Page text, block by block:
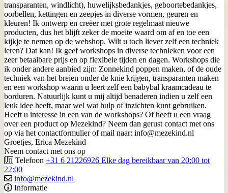
transparanten, windlicht), huwelijksbedankjes, geboortebedankjes,
oorbellen, kettingen en zeepjes in diverse vormen, geuren en
kleuren! Ik ontwerp en creëer met grote regelmaat nieuwe
producten, dus het blijft zeker de moeite waard om af en toe een
kijkje te nemen op de webshop. Wilt u toch liever zelf een techniek
leren? Dat kan! Ik geef workshops in diverse technieken voor een
zeer betaalbare prijs en op flexibele tijden en dagen. Workshops die
ik onder andere aanbied zijn: Zonnekind poppen maken, of de oude
techniek van het breien onder de knie krijgen, transparanten maken
en een workshop waarin u leert zelf een babybal kraamcadeau te
borduren. Natuurlijk kunt u mij altijd benaderen indien u zelf een
leuk idee heeft, maar wel wat hulp of inzichten kunt gebruiken.
Heeft u interesse in een van de workshops? Of heeft u een vraag
over een product op Mezekind? Neem dan gerust contact met ons
op via het contactformulier of mail naar: info@mezekind.nl
Groetjes, Erica Mezekind
Neem contact met ons op
Telefoon +31 6 21226926 Elke dag bereikbaar van 20:00 tot
22:00
info@mezekind.nl
Informatie